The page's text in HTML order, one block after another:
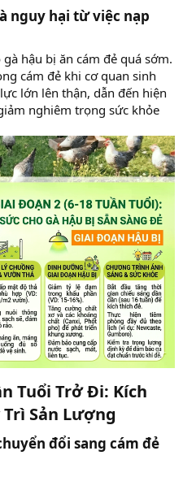
nguy hại từ việc nạp
hậu bị ăn cám đẻ quá sớm.
cám đẻ khi cơ quan sinh
lớn lên thận, dẫn đến hiện
nghiêm trọng sức khỏe
Tuổi Trở Đi: Kích
Sản Lượng​
đổi sang cám đẻ